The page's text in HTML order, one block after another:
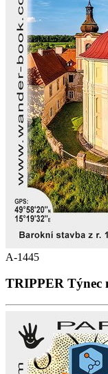
A-1445
TRIPPER Týnec